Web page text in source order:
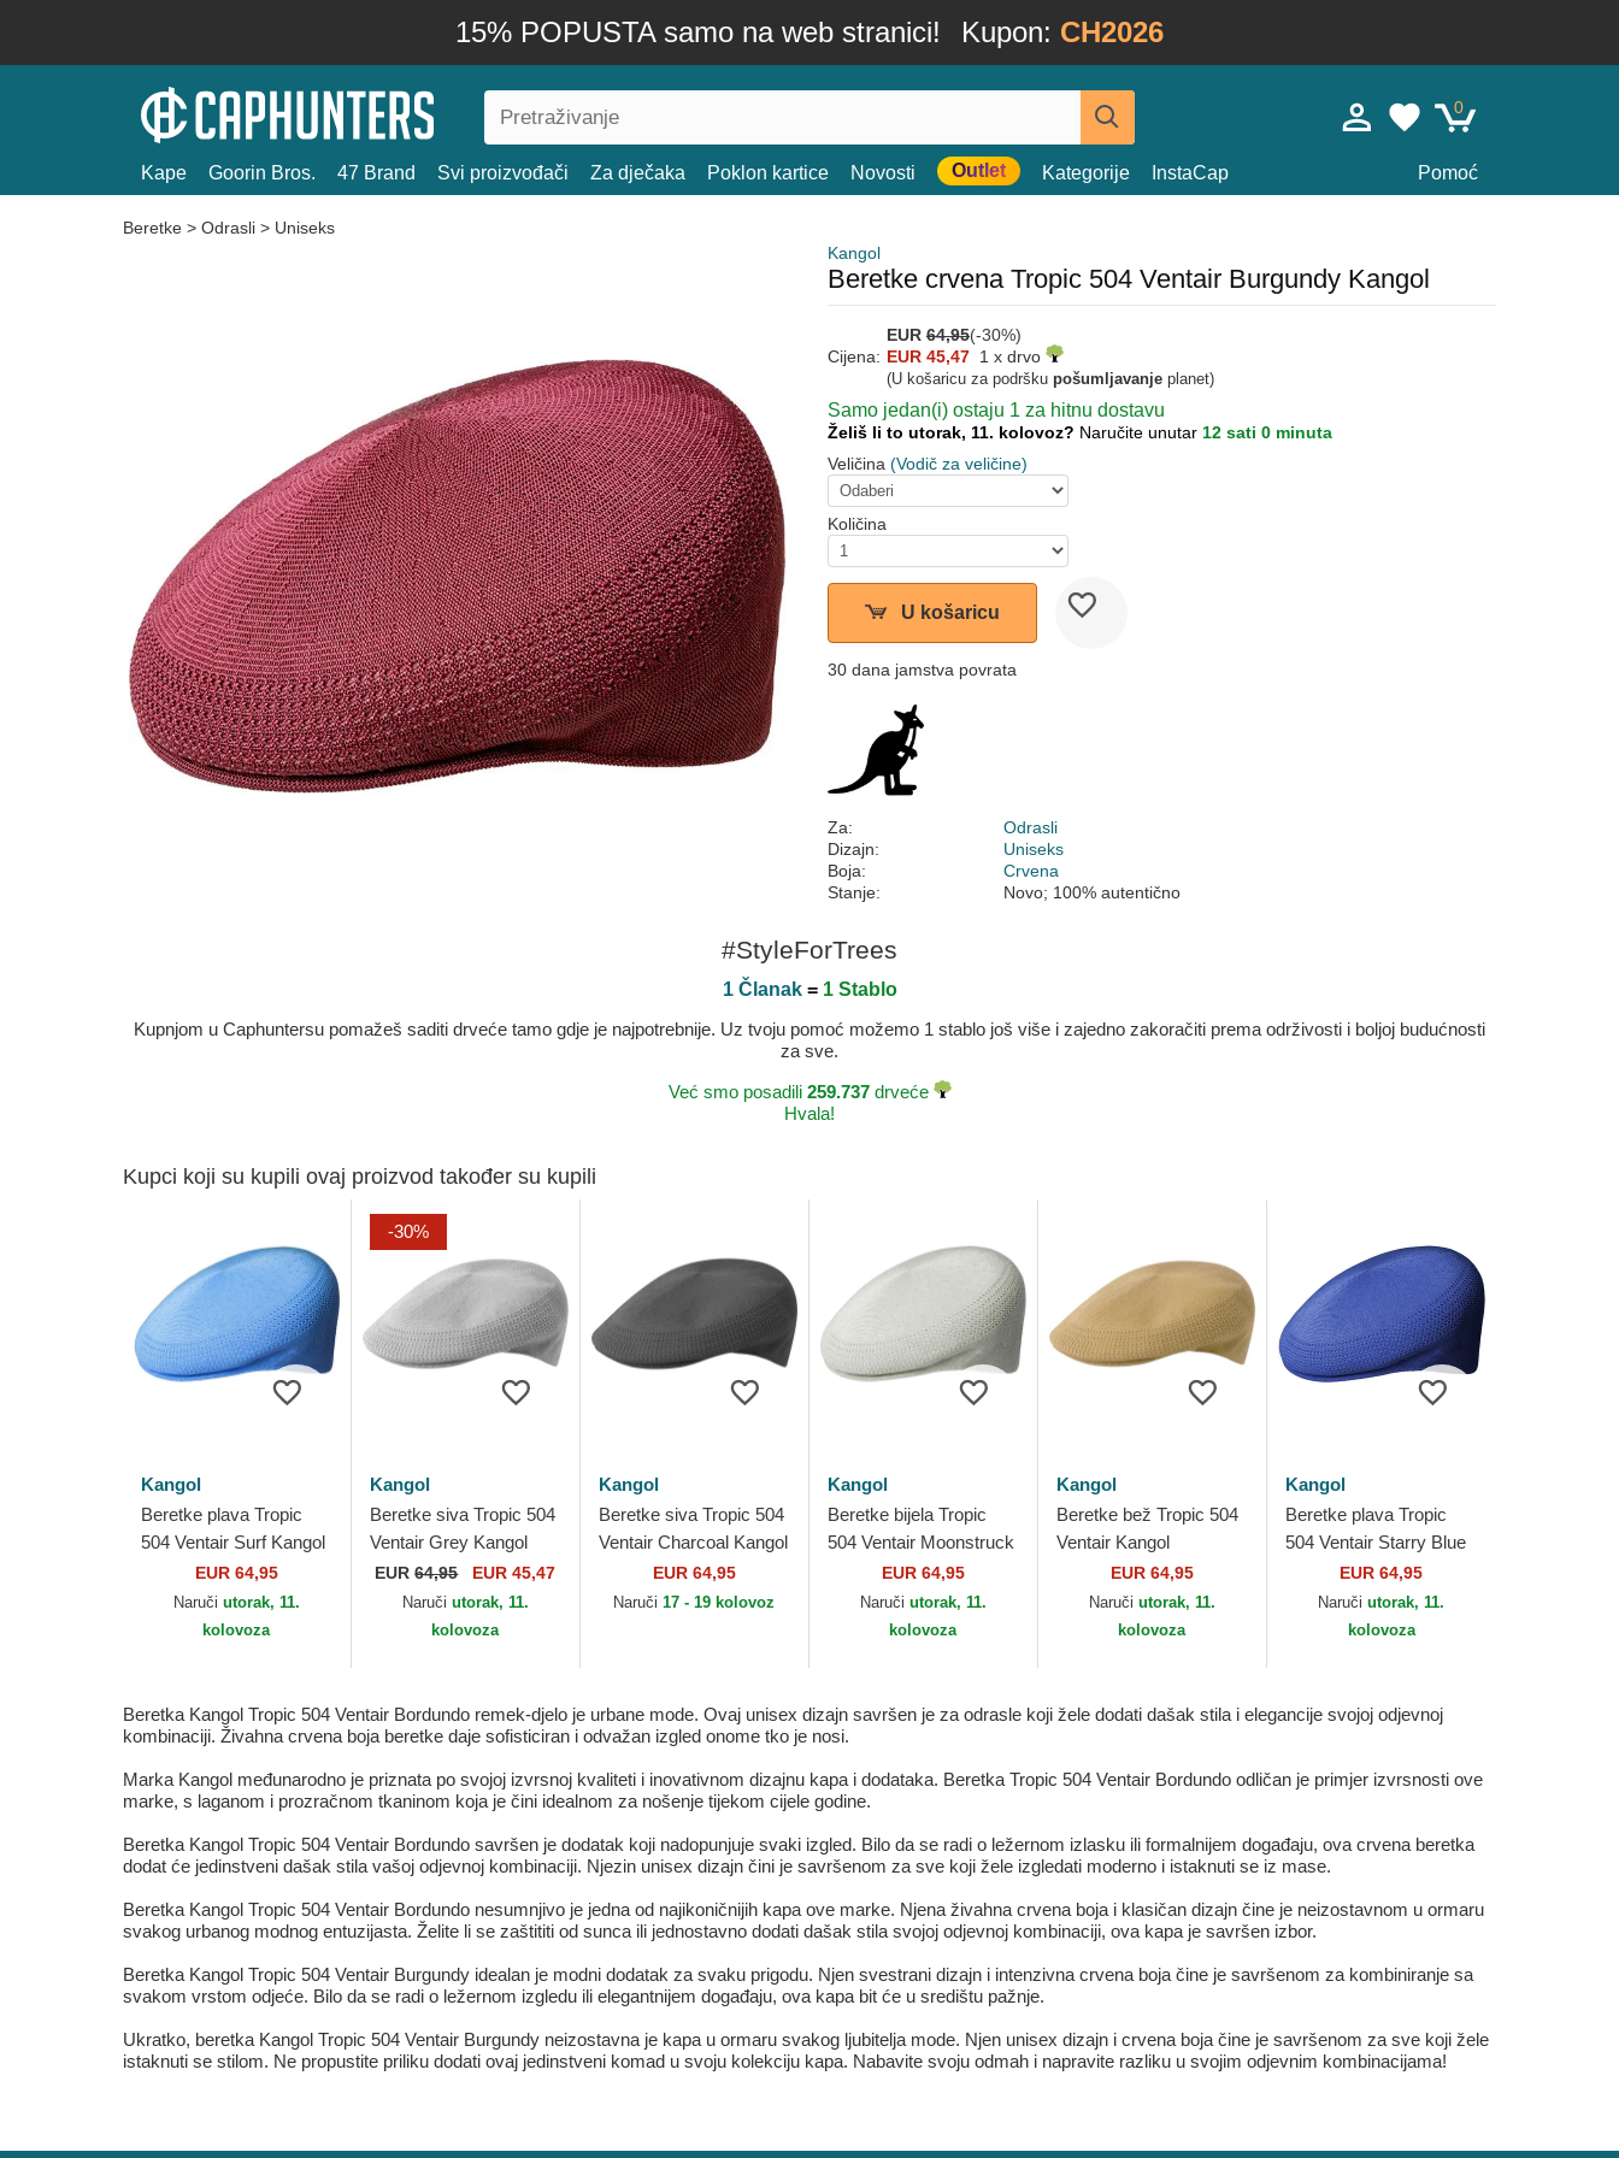
15% POPUSTA samo na web stranici! Kupon: CH2026
0
Kape Goorin Bros. 47 Brand Svi proizvođači Za dječaka Poklon kartice Novosti Outlet Kategorije InstaCap Pomoć
Beretke > Odrasli > Uniseks
Kangol
Beretke crvena Tropic 504 Ventair Burgundy Kangol
EUR 64,95(-30%)
Cijena: EUR 45,47 1 x drvo
(U košaricu za podršku pošumljavanje planet)
Samo jedan(i) ostaju 1 za hitnu dostavu
Želiš li to utorak, 11. kolovoz? Naručite unutar 12 sati 0 minuta
Veličina (Vodič za veličine)
Količina
U košaricu
30 dana jamstva povrata
Za:
Odrasli
Dizajn:
Uniseks
Boja:
Crvena
Stanje:
Novo; 100% autentično
#StyleForTrees
1 Članak= 1 Stablo
Kupnjom u Caphuntersu pomažeš saditi drveće tamo gdje je najpotrebnije. Uz tvoju pomoć možemo 1 stablo još više i zajedno zakoračiti prema održivosti i boljoj budućnosti
za sve.
Već smo posadili 259.737drveće
Hvala!
Kupci koji su kupili ovaj proizvod također su kupili
Kangol
Beretke plava Tropic
504 Ventair Surf Kangol
EUR 64,95
Naruči utorak, 11.
kolovoza
-30%
Kangol
Beretke siva Tropic 504
Ventair Grey Kangol
EUR64,95 EUR 45,47
Naruči utorak, 11.
kolovoza
Kangol
Beretke siva Tropic 504
Ventair Charcoal Kangol
EUR 64,95
Naruči17 - 19 kolovoz
Kangol
Beretke bijela Tropic
504 Ventair Moonstruck
EUR 64,95
Naruči utorak, 11.
kolovoza
Kangol
Beretke bež Tropic 504
Ventair Kangol
EUR 64,95
Naruči utorak, 11.
kolovoza
Kangol
Beretke plava Tropic
504 Ventair Starry Blue
EUR 64,95
Naručiutorak, 11.
kolovoza
Beretka Kangol Tropic 504 Ventair Bordundo remek-djelo je urbane mode. Ovaj unisex dizajn savršen je za odrasle koji žele dodati dašak stila i elegancije svojoj odjevnoj
kombinaciji. Živahna crvena boja beretke daje sofisticiran i odvažan izgled onome tko je nosi.
Marka Kangol međunarodno je priznata po svojoj izvrsnoj kvaliteti i inovativnom dizajnu kapa i dodataka. Beretka Tropic 504 Ventair Bordundo odličan je primjer izvrsnosti ove
marke, s laganom i prozračnom tkaninom koja je čini idealnom za nošenje tijekom cijele godine.
Beretka Kangol Tropic 504 Ventair Bordundo savršen je dodatak koji nadopunjuje svaki izgled. Bilo da se radi o ležernom izlasku ili formalnijem događaju, ova crvena beretka
dodat će jedinstveni dašak stila vašoj odjevnoj kombinaciji. Njezin unisex dizajn čini je savršenom za sve koji žele izgledati moderno i istaknuti se iz mase.
Beretka Kangol Tropic 504 Ventair Bordundo nesumnjivo je jedna od najikoničnijih kapa ove marke. Njena živahna crvena boja i klasičan dizajn čine je neizostavnom u ormaru
svakog urbanog modnog entuzijasta. Želite li se zaštititi od sunca ili jednostavno dodati dašak stila svojoj odjevnoj kombinaciji, ova kapa je savršen izbor.
Beretka Kangol Tropic 504 Ventair Burgundy idealan je modni dodatak za svaku prigodu. Njen svestrani dizajn i intenzivna crvena boja čine je savršenom za kombiniranje sa
svakom vrstom odjeće. Bilo da se radi o ležernom izgledu ili elegantnijem događaju, ova kapa bit će u središtu pažnje.
Ukratko, beretka Kangol Tropic 504 Ventair Burgundy neizostavna je kapa u ormaru svakog ljubitelja mode. Njen unisex dizajn i crvena boja čine je savršenom za sve koji žele
istaknuti se stilom. Ne propustite priliku dodati ovaj jedinstveni komad u svoju kolekciju kapa. Nabavite svoju odmah i napravite razliku u svojim odjevnim kombinacijama!